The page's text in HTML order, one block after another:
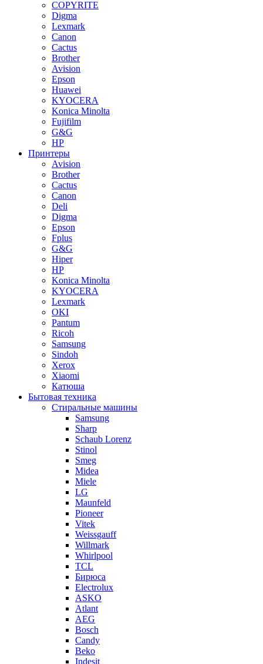
COPYRITE
Digma
Lexmark
Canon
Cactus
Brother
Avision
Epson
Huawei
KYOCERA
Konica Minolta
Fujifilm
G&G
HP
Принтеры
Avision
Brother
Cactus
Canon
Deli
Digma
Epson
Fplus
G&G
Hiper
HP
Konica Minolta
KYOCERA
Lexmark
OKI
Pantum
Ricoh
Samsung
Sindoh
Xerox
Xiaomi
Катюша
Бытовая техника
Стиральные машины
Samsung
Sharp
Schaub Lorenz
Stinol
Smeg
Midea
Miele
LG
Maunfeld
Pioneer
Vitek
Weissgauff
Willmark
Whirlpool
TCL
Бирюса
Electrolux
ASKO
Atlant
AEG
Bosch
Candy
Beko
Indesit